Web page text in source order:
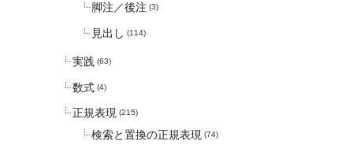
脚注／後注 (3)
見出し (114)
実践 (63)
数式 (4)
正規表現 (215)
検索と置換の正規表現 (74)